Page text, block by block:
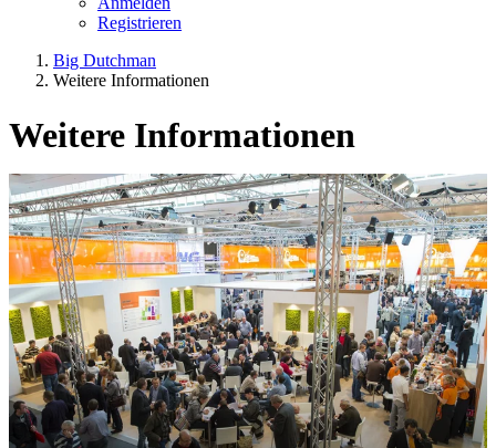
Registrieren
Big Dutchman
Weitere Informationen
Weitere Informationen